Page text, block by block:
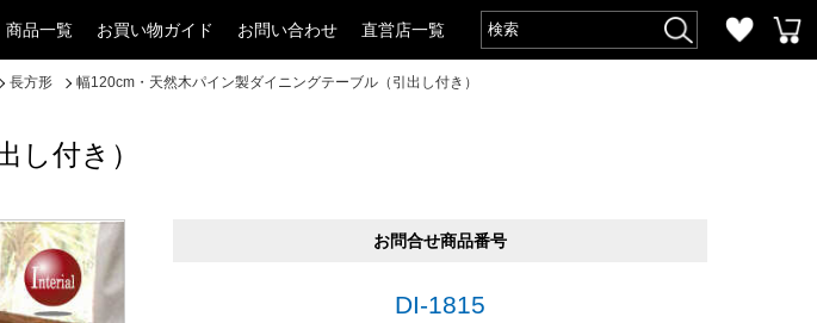
商品一覧 お買い物ガイド お問い合わせ 直営店一覧
長方形 幅120cm・天然木パイン製ダイニングテーブル（引出し付き）
し付き）
お問合せ商品番号
DI-1815